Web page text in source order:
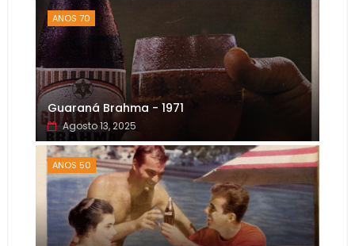
ANOS 70
Guaraná Brahma - 1971
Agosto 13, 2025
ANOS 50